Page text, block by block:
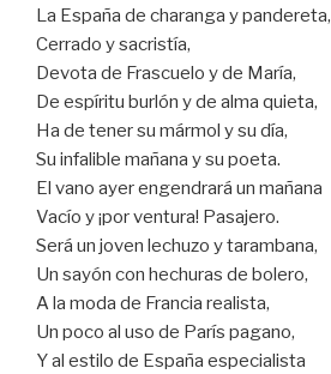
La España de charanga y pandereta,
Cerrado y sacristía,
Devota de Frascuelo y de María,
De espíritu burlón y de alma quieta,
Ha de tener su mármol y su día,
Su infalible mañana y su poeta.
El vano ayer engendrará un mañana
Vacío y ¡por ventura! Pasajero.
Será un joven lechuzo y tarambana,
Un sayón con hechuras de bolero,
A la moda de Francia realista,
Un poco al uso de París pagano,
Y al estilo de España especialista